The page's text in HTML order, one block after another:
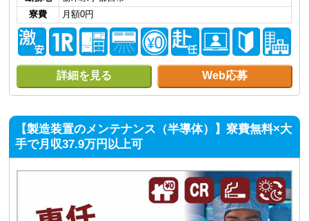
寮費
月額0円
詳細を見る Web応募
【製造装置のメンテナンス（半導体）】寮費無料×大
手で月収37.9万円以上可